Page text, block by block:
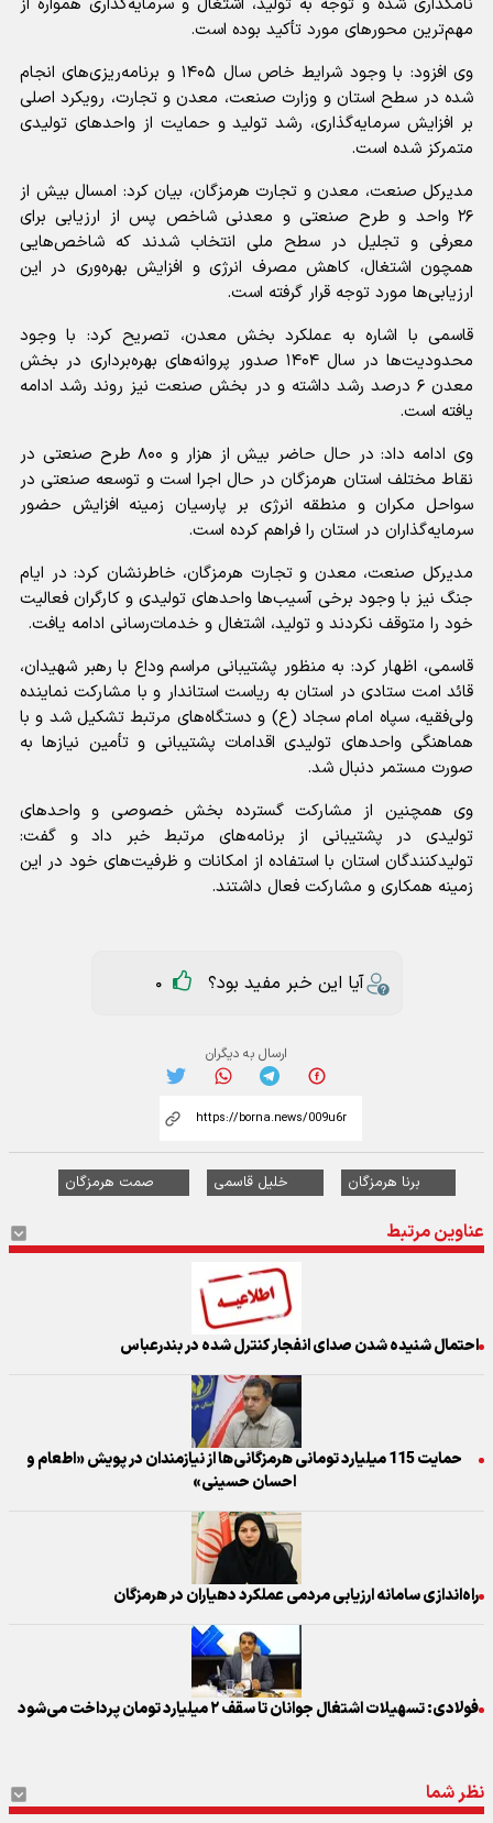
نامگذاری شده و توجه به تولید، اشتغال و سرمایه‌گذاری همواره از
مهم‌ترین محورهای مورد تأکید بوده است.
وی افزود: با وجود شرایط خاص سال ۱۴۰۵ و برنامه‌ریزی‌های انجام
شده در سطح استان و وزارت صنعت، معدن و تجارت، رویکرد اصلی
بر افزایش سرمایه‌گذاری، رشد تولید و حمایت از واحدهای تولیدی
متمرکز شده است.
مدیرکل صنعت، معدن و تجارت هرمزگان، بیان کرد: امسال بیش از
۲۶ واحد و طرح صنعتی و معدنی شاخص پس از ارزیابی برای
معرفی و تجلیل در سطح ملی انتخاب شدند که شاخص‌هایی
همچون اشتغال، کاهش مصرف انرژی و افزایش بهره‌وری در این
ارزیابی‌ها مورد توجه قرار گرفته است.
قاسمی با اشاره به عملکرد بخش معدن، تصریح کرد: با وجود
محدودیت‌ها در سال ۱۴۰۴ صدور پروانه‌های بهره‌برداری در بخش
معدن ۶ درصد رشد داشته و در بخش صنعت نیز روند رشد ادامه
یافته است.
وی ادامه داد: در حال حاضر بیش از هزار و ۸۰۰ طرح صنعتی در
نقاط مختلف استان هرمزگان در حال اجرا است و توسعه صنعتی در
سواحل مکران و منطقه انرژی بر پارسیان زمینه افزایش حضور
سرمایه‌گذاران در استان را فراهم کرده است.
مدیرکل صنعت، معدن و تجارت هرمزگان، خاطرنشان کرد: در ایام
جنگ نیز با وجود برخی آسیب‌ها واحدهای تولیدی و کارگران فعالیت
خود را متوقف نکردند و تولید، اشتغال و خدمات‌رسانی ادامه یافت.
قاسمی، اظهار کرد: به منظور پشتیبانی مراسم وداع با رهبر شهیدان،
قائد امت ستادی در استان به ریاست استاندار و با مشارکت نماینده
ولی‌فقیه، سپاه امام سجاد (ع) و دستگاه‌های مرتبط تشکیل شد و با
هماهنگی واحدهای تولیدی اقدامات پشتیبانی و تأمین نیازها به
صورت مستمر دنبال شد.
وی همچنین از مشارکت گسترده بخش خصوصی و واحدهای
تولیدی در پشتیبانی از برنامه‌های مرتبط خبر داد و گفت:
تولیدکنندگان استان با استفاده از امکانات و ظرفیت‌های خود در این
زمینه همکاری و مشارکت فعال داشتند.
آیا این خبر مفید بود؟ 0
ارسال به دیگران
برنا هرمزگان خلیل قاسمی صمت هرمزگان
عناوین مرتبط
احتمال شنیده شدن صدای انفجار کنترل شده در بندرعباس
حمایت 115 میلیارد تومانی هرمزگانی‌ها از نیازمندان در پویش «اطعام و
احسان حسینی»
راه‌اندازی سامانه ارزیابی مردمی عملکرد دهیاران در هرمزگان
فولادی: تسهیلات اشتغال جوانان تا سقف ۲ میلیارد تومان پرداخت می‌شود
نظر شما